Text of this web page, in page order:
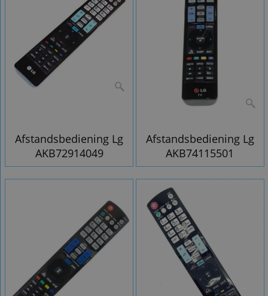
Afstandsbediening Lg
AKB72914049
Afstandsbediening Lg
AKB74115501